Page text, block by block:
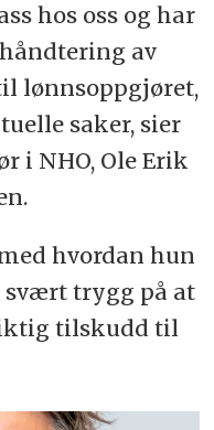
hos oss og har
av
lønnsoppgjøret,
saker, sier
i NHO, Ole Erik
hvordan hun
svært trygg på at
tilskudd til